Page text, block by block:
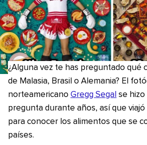
¿Alguna vez te has preguntado qué
de Malasia, Brasil o Alemania? El
norteamericano Gregg Segal se hizo
pregunta durante años, así que
para conocer los alimentos que se
países.